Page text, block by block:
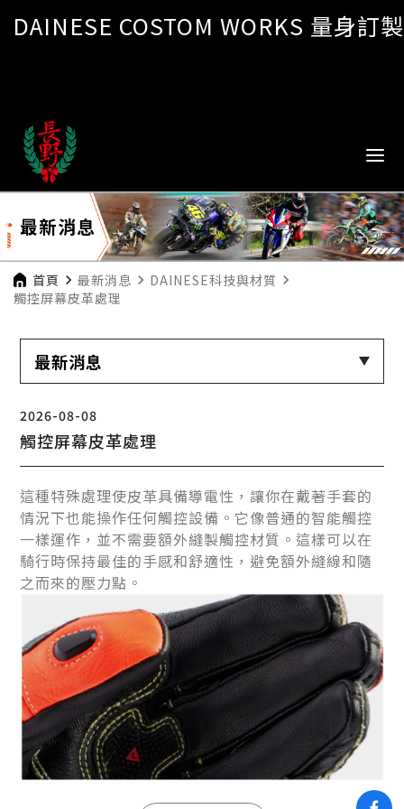
DAINESE COSTOM WORKS 量身訂製
最新消息
首頁 navigate_next 最新消息 navigate_next DAINESE科技與材質 navigate_next
觸控屏幕皮革處理
最新消息
2026-08-08
觸控屏幕皮革處理
這種特殊處理使皮革具備導電性，讓你在戴著手套的
情況下也能操作任何觸控設備。它像普通的智能觸控
一樣運作，並不需要額外縫製觸控材質。這樣可以在
騎行時保持最佳的手感和舒適性，避免額外縫線和隨
之而來的壓力點。